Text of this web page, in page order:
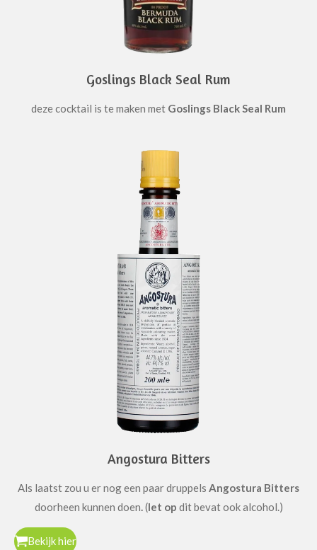
Goslings Black Seal Rum
deze cocktail is te maken met Goslings Black Seal Rum
Angostura Bitters
Als laatst zou u er nog een paar druppels Angostura Bitters
doorheen kunnen doen.(let op dit bevat ook alcohol.)
Bekijk hier